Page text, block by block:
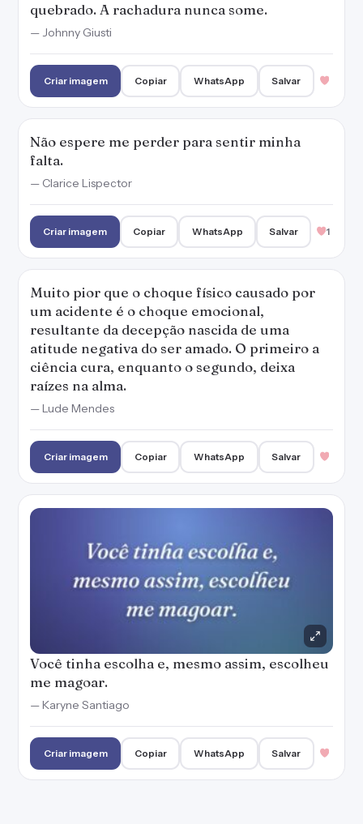
quebrado. A rachadura nunca some.
— Johnny Giusti
Criar imagem Copiar WhatsApp Salvar
Não espere me perder para sentir minha
falta.
— Clarice Lispector
Criar imagem Copiar WhatsApp Salvar 1
Muito pior que o choque físico causado por
um acidente é o choque emocional,
resultante da decepção nascida de uma
atitude negativa do ser amado. O primeiro a
ciência cura, enquanto o segundo, deixa
raízes na alma.
— Lude Mendes
Criar imagem Copiar WhatsApp Salvar
Você tinha escolha e, mesmo assim, escolheu
me magoar.
— Karyne Santiago
Criar imagem Copiar WhatsApp Salvar